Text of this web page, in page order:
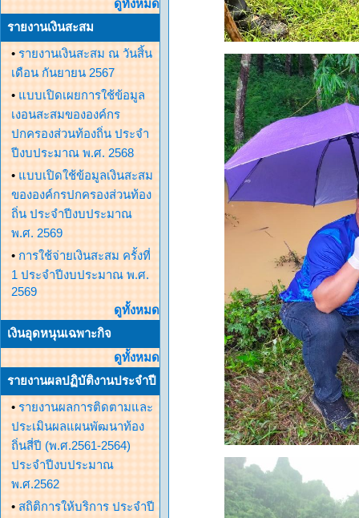
ดูทั้งหมด
รายงานเงินสะสม
• รายงานเงินสะสม ณ วันสิ้น
เดือน กันยายน 2567
• แบบเปิดเผยการใช้ข้อมูล
เงอนสะสมขององค์กร
ปกครองส่วนท้องถิ่น ประจำ
ปีงบประมาณ พ.ศ. 2568
• แบบเปิดใช้ข้อมูลเงินสะสม
ขององค์กรปกครองส่วนท้อง
ถิ่น ประจำปีงบประมาณ
พ.ศ. 2569
• การใช้จ่ายเงินสะสม ครั้งที่
1 ประจำปีงบประมาณ พ.ศ.
2569
ดูทั้งหมด
เงินอุดหนุนเฉพาะกิจ
ดูทั้งหมด
รายงานผลปฏิบัติงานประจำปี
• รายงานผลการติดตามและ
ประเมินผลแผนพัฒนาท้อง
ถิ่นสี่ปี (พ.ศ.2561-2564)
ประจำปีงบประมาณ
พ.ศ.2562
• สถิติการให้บริการ ประจำปี